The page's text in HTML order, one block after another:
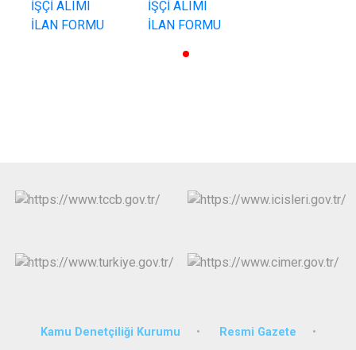
Kamu Denetçiliği Kurumu Resmi Gazete